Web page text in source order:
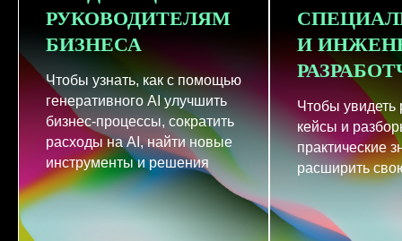
РУКОВОДИТЕЛЯМ
БИЗНЕСА
Чтобы узнать, как с помощью
генеративного AI улучшить
бизнес-процессы, сократить
расходы на AI, найти новые
инструменты и решения
И
Чтобы увидеть
кейсы и
практические
расширить